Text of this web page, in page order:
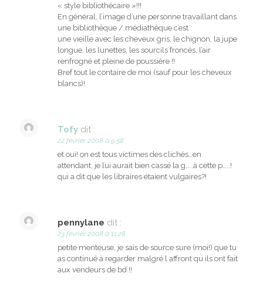
« style bibliothécaire »!!!
En général, l’image d’une personne travaillant dans
une bibliothèque / médiathèque c’est :
une vieille avec les cheveux gris, le chignon, la jupe
longue, les lunettes, les sourcils froncés, l’air
renfrogné et pleine de poussière !!
Bref tout le contaire de moi (sauf pour les cheveux
blancs)!
Tofy dit :
22 février 2008 à 9:58
et oui! on est tous victimes des clichés…en
attendant, je lui aurait bien cassé la g…..à cette p…..!
qui a dit que les libraires étaient vulgaires?!
pennylane dit :
23 février 2008 à 11:28
petite menteuse, je sais de source sure (moi!) que tu
as continué à regarder malgré l affront qu ils ont fait
aux vendeurs de bd !!